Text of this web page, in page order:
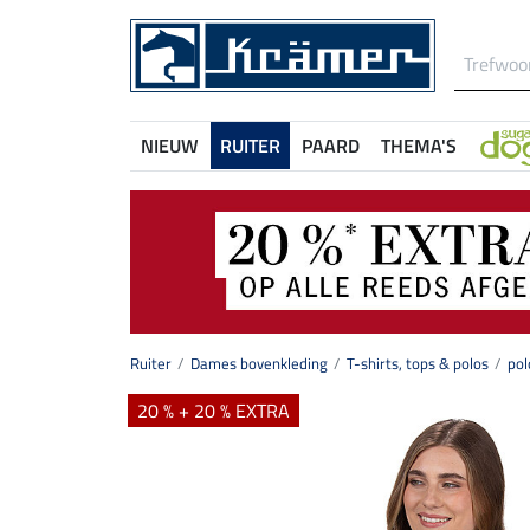
NIEUW RUITER PAARD THEMA'S
Ruiter Dames bovenkleding T-shirts, tops & polos
20 % + 20 % EXTRA